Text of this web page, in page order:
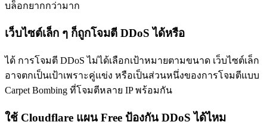
บล็อกยากกว่ามาก
เว็บไซต์เล็ก ๆ ก็ถูกโจมตี DDoS ได้หรือ
ได้ การโจมตี DDoS ไม่ได้เลือกเป้าหมายตามขนาด เว็บไซต์เล็ก
อาจตกเป็นเป้าเพราะคู่แข่ง หรือเป็นส่วนหนึ่งของการโจมตีแบบ
Carpet Bombing ที่โจมตีหลาย IP พร้อมกัน
ใช้ Cloudflare แผน Free ป้องกัน DDoS ได้ไหม